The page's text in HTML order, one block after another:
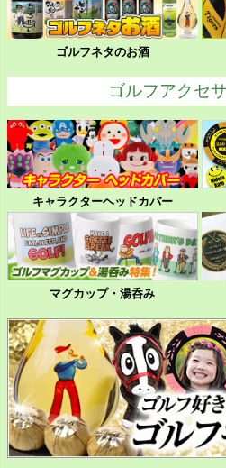
ゴルフネタのお酒
ゴルフアクセ
キャラクターヘッドカバー
マグカップ・湯呑み